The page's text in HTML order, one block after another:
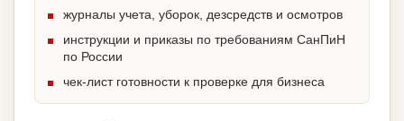
журналы учета, уборок, дезсредств и осмотров
инструкции и приказы по требованиям СанПиН
по России
чек-лист готовности к проверке для бизнеса